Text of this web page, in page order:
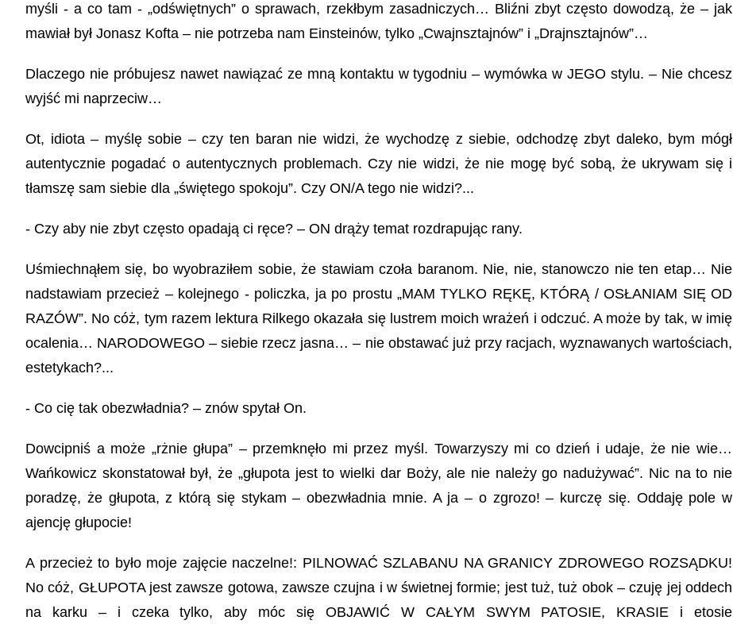
myśli - a co tam - „odświętnych” o sprawach, rzekłbym zasadniczych… Bliźni zbyt często dowodzą, że – jak
mawiał był Jonasz Kofta – nie potrzeba nam Einsteinów, tylko „Cwajnsztajnów” i „Drajnsztajnów”…
Dlaczego nie próbujesz nawet nawiązać ze mną kontaktu w tygodniu – wymówka w JEGO stylu. – Nie chcesz
wyjść mi naprzeciw…
Ot, idiota – myślę sobie – czy ten baran nie widzi, że wychodzę z siebie, odchodzę zbyt daleko, bym mógł
autentycznie pogadać o autentycznych problemach. Czy nie widzi, że nie mogę być sobą, że ukrywam się i
tłamszę sam siebie dla „świętego spokoju”. Czy ON/A tego nie widzi?...
- Czy aby nie zbyt często opadają ci ręce? – ON drąży temat rozdrapując rany.
Uśmiechnąłem się, bo wyobraziłem sobie, że stawiam czoła baranom. Nie, nie, stanowczo nie ten etap… Nie
nadstawiam przecież – kolejnego - policzka, ja po prostu „MAM TYLKO RĘKĘ, KTÓRĄ / OSŁANIAM SIĘ OD
RAZÓW”. No cóż, tym razem lektura Rilkego okazała się lustrem moich wrażeń i odczuć. A może by tak, w imię
ocalenia… NARODOWEGO – siebie rzecz jasna… – nie obstawać już przy racjach, wyznawanych wartościach,
estetykach?...
- Co cię tak obezwładnia? – znów spytał On.
Dowcipniś a może „rżnie głupa” – przemknęło mi przez myśl. Towarzyszy mi co dzień i udaje, że nie wie…
Wańkowicz skonstatował był, że „głupota jest to wielki dar Boży, ale nie należy go nadużywać”. Nic na to nie
poradzę, że głupota, z którą się stykam – obezwładnia mnie. A ja – o zgrozo! – kurczę się. Oddaję pole w
ajencję głupocie!
A przecież to było moje zajęcie naczelne!: PILNOWAĆ SZLABANU NA GRANICY ZDROWEGO ROZSĄDKU!
No cóż, GŁUPOTA jest zawsze gotowa, zawsze czujna i w świetnej formie; jest tuż, tuż obok – czuję jej oddech
na karku – i czeka tylko, aby móc się OBJAWIĆ W CAŁYM SWYM PATOSIE, KRASIE i etosie